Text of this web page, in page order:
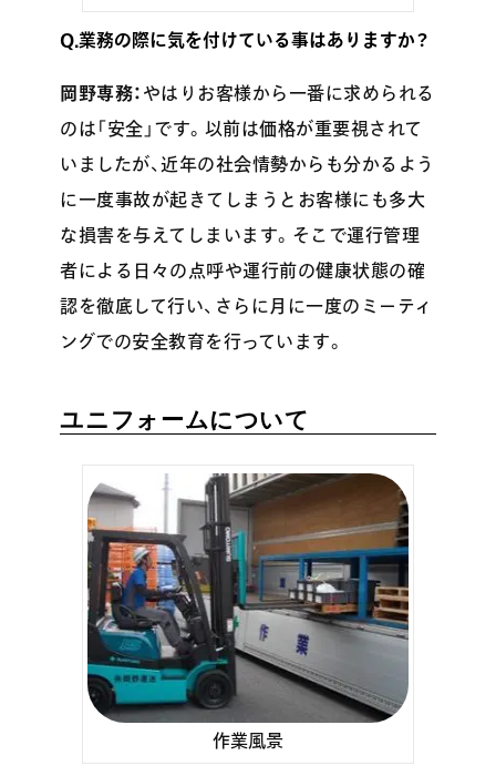
Q.業務の際に気を付けている事はありますか？
岡野専務： やはりお客様から一番に求められる
のは「安全」です。以前は価格が重要視されて
いましたが、近年の社会情勢からも分かるよう
に一度事故が起きてしまうとお客様にも多大
な損害を与えてしまいます。そこで運行管理
者による日々の点呼や運行前の健康状態の確
認を徹底して行い、さらに月に一度のミーティ
ングでの安全教育を行っています。
ユニフォームについて
作業風景